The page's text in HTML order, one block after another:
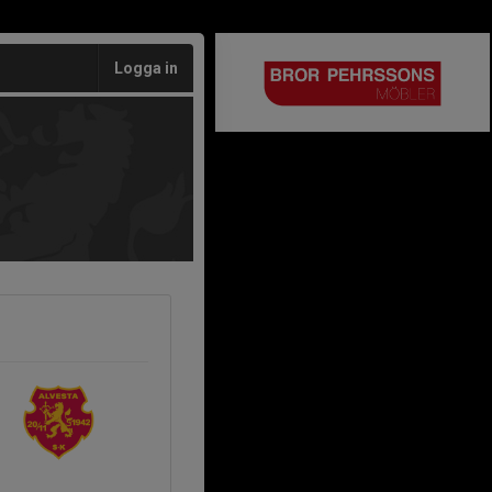
Logga in